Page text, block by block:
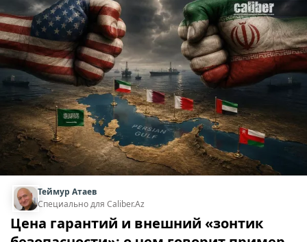
Теймур Атаев
Специально для Caliber.Az
Цена гарантий и внешний «зонтик